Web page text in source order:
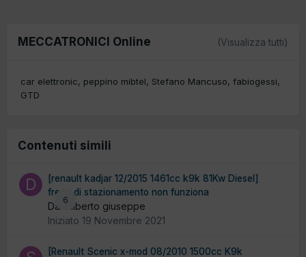
MECCATRONICI Online (Visualizza tutti)
car elettronic peppino mibtel Stefano Mancuso fabiogessi
GTD
Contenuti simili
6
[renault kadjar 12/2015 1461cc k9k 81Kw Diesel]
freno di stazionamento non funziona
Da diliberto giuseppe
Iniziato 19 Novembre 2021
[Renault Scenic x-mod 08/2010 1500cc K9k